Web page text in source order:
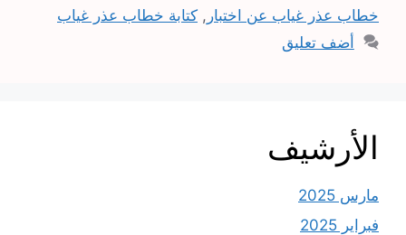
خطاب عذر غياب عن اختبار , كتابة خطاب عذر غياب
أضف تعليق
الأرشيف
مارس 2025
فبراير 2025